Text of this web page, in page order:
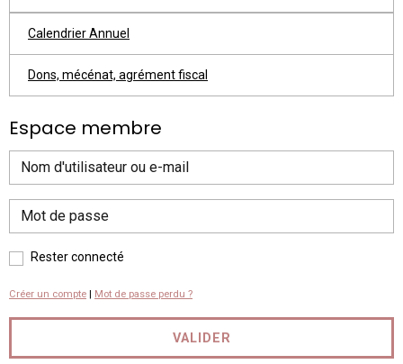
Calendrier Annuel
Dons, mécénat, agrément fiscal
Espace membre
Rester connecté
Créer un compte Mot de passe perdu ?
VALIDER